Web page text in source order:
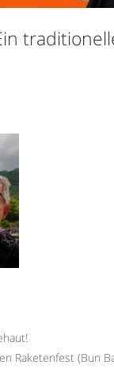
Raketenfest (Bun